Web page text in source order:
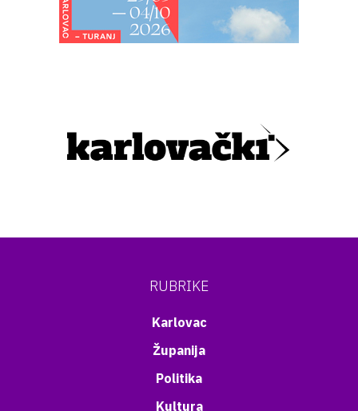
RUBRIKE
Karlovac
Županija
Politika
Kultura